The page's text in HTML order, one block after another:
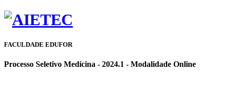
FACULDADE EDUFOR
Processo Seletivo Medicina - 2024.1 - Modalidade Online